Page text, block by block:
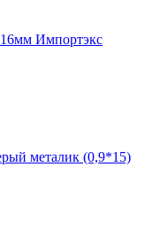
Импортэкс
металик (0,9*15)